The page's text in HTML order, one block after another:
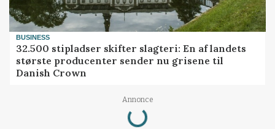
BUSINESS
32.500 stipladser skifter slagteri: En af landets
største producenter sender nu grisene til
Danish Crown
Annonce
Loading...